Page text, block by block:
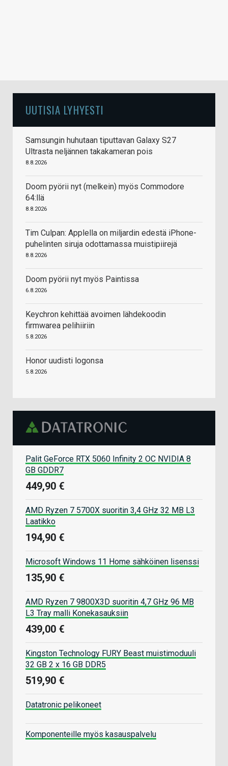
UUTISIA LYHYESTI
Samsungin huhutaan tiputtavan Galaxy S27
Ultrasta neljännen takakameran pois
8.8.2026
Doom pyörii nyt (melkein) myös Commodore
64:llä
8.8.2026
Tim Culpan: Applella on miljardin edestä iPhone-
puhelinten siruja odottamassa muistipiirejä
8.8.2026
Doom pyörii nyt myös Paintissa
6.8.2026
Keychron kehittää avoimen lähdekoodin
firmwarea pelihiiriin
5.8.2026
Honor uudisti logonsa
5.8.2026
Palit GeForce RTX 5060 Infinity 2 OC NVIDIA 8
GB GDDR7
449,90 €
AMD Ryzen 7 5700X suoritin 3,4 GHz 32 MB L3
Laatikko
194,90 €
Microsoft Windows 11 Home sähköinen lisenssi
135,90 €
AMD Ryzen 7 9800X3D suoritin 4,7 GHz 96 MB
L3 Tray malli Konekasauksiin
439,00 €
Kingston Technology FURY Beast muistimoduuli
32 GB 2 x 16 GB DDR5
519,90 €
Datatronic pelikoneet
Komponenteille myös kasauspalvelu